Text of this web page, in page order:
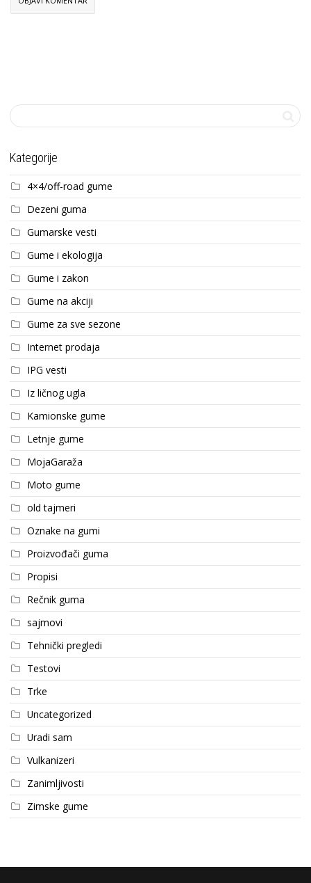
Kategorije
4×4/off-road gume
Dezeni guma
Gumarske vesti
Gume i ekologija
Gume i zakon
Gume na akciji
Gume za sve sezone
Internet prodaja
IPG vesti
Iz ličnog ugla
Kamionske gume
Letnje gume
MojaGaraža
Moto gume
old tajmeri
Oznake na gumi
Proizvođači guma
Propisi
Rečnik guma
sajmovi
Tehnički pregledi
Testovi
Trke
Uncategorized
Uradi sam
Vulkanizeri
Zanimljivosti
Zimske gume